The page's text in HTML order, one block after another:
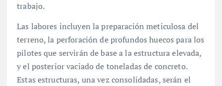
trabajo.
Las labores incluyen la preparación meticulosa del
terreno, la perforación de profundos huecos para los
pilotes que servirán de base a la estructura elevada,
y el posterior vaciado de toneladas de concreto.
Estas estructuras, una vez consolidadas, serán el